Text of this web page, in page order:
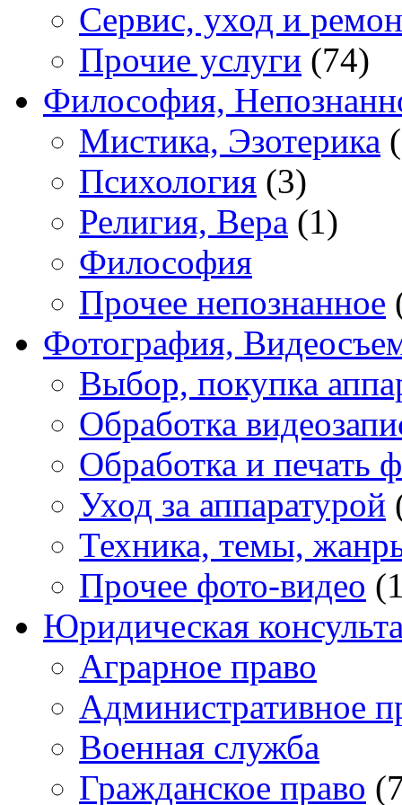
Сервис, уход и
Прочие услуги (74)
Философия,
Мистика, Эзотерика
Психология (3)
Религия, Вера (1)
Философия
Прочее непознанное
Фотография,
Выбор, покупка
Обработка
Обработка и печать
Уход за аппаратурой
Техника, темы,
Прочее фото-видео
Юридическая
Аграрное право
Административное
Военная служба
Гражданское право